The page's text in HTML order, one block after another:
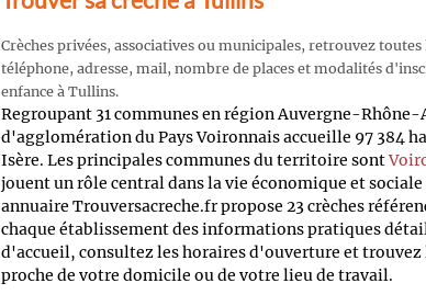
Crèches privées, associatives ou municipales, retrouvez
téléphone, adresse, mail, nombre de places et modalités
enfance à Tullins.
Regroupant 31 communes en région Auvergne-
d'agglomération du Pays Voironnais accueille 97 384
Isère. Les principales communes du territoire sont
jouent un rôle central dans la vie économique et
annuaire Trouversacreche.fr propose 23 crèches
chaque établissement des informations pratiques
d'accueil, consultez les horaires d'ouverture et
proche de votre domicile ou de votre lieu de travail.